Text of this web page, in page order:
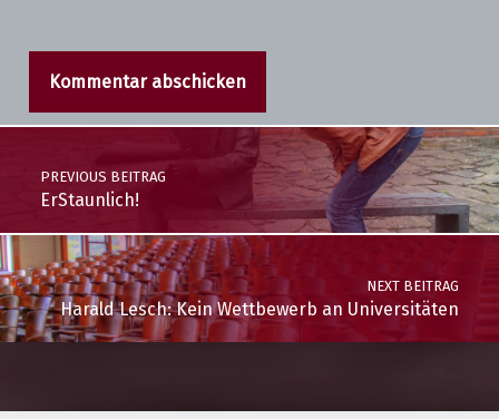
Post navigation
PREVIOUS BEITRAG
ErStaunlich!
NEXT BEITRAG
Harald Lesch: Kein Wettbewerb an Universitäten